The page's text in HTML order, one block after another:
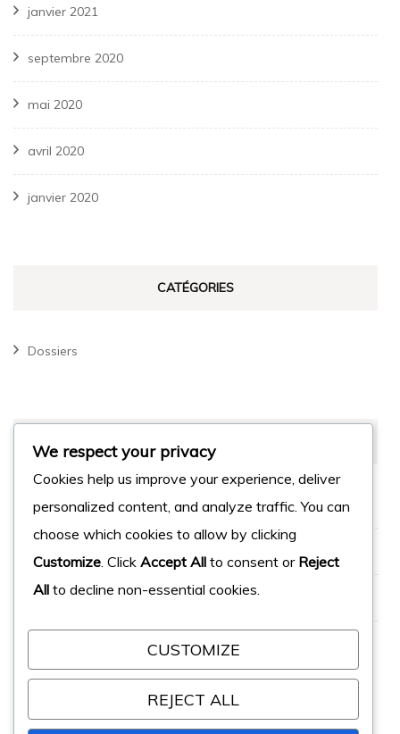
janvier 2021
septembre 2020
mai 2020
avril 2020
janvier 2020
CATÉGORIES
Dossiers
Connexion
Flux des commentaires
Site de WordPress-FR
We respect your privacy
Cookies help us improve your experience, deliver
personalized content, and analyze traffic. You can
choose which cookies to allow by clicking
Customize . Click Accept All to consent or Reject
All to decline non-essential cookies.
CUSTOMIZE
REJECT ALL